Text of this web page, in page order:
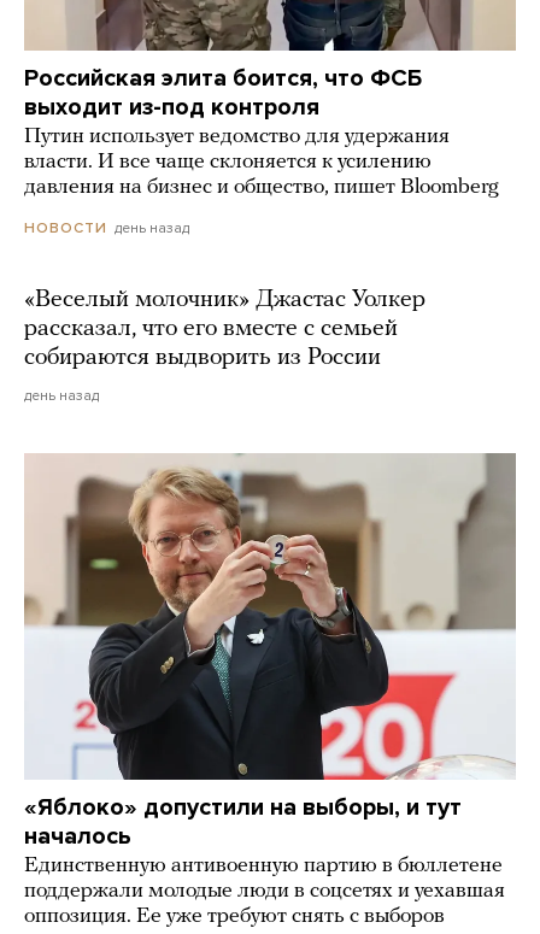
Российская элита боится, что ФСБ
выходит из-под контроля
Путин использует ведомство для удержания
власти. И все чаще склоняется к усилению
давления на бизнес и общество, пишет Bloomberg
НОВОСТИ день назад
«Веселый молочник» Джастас Уолкер
рассказал, что его вместе с семьей
собираются выдворить из России
день назад
«Яблоко» допустили на выборы, и тут
началось
Единственную антивоенную партию в бюллетене
поддержали молодые люди в соцсетях и уехавшая
оппозиция. Ее уже требуют снять с выборов